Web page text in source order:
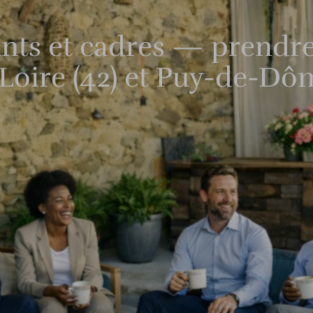
et cadres —
(42) et Puy-de-